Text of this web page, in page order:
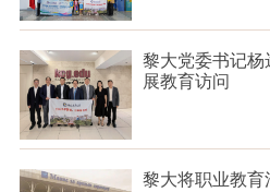
黎大党委书记
展教育访问
黎大将职业教